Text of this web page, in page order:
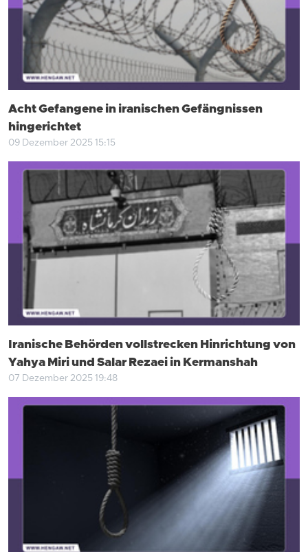
Acht Gefangene in iranischen Gefängnissen
hingerichtet
09 Dezember 2025 15:15
Iranische Behörden vollstrecken Hinrichtung von
Yahya Miri und Salar Rezaei in Kermanshah
07 Dezember 2025 19:48